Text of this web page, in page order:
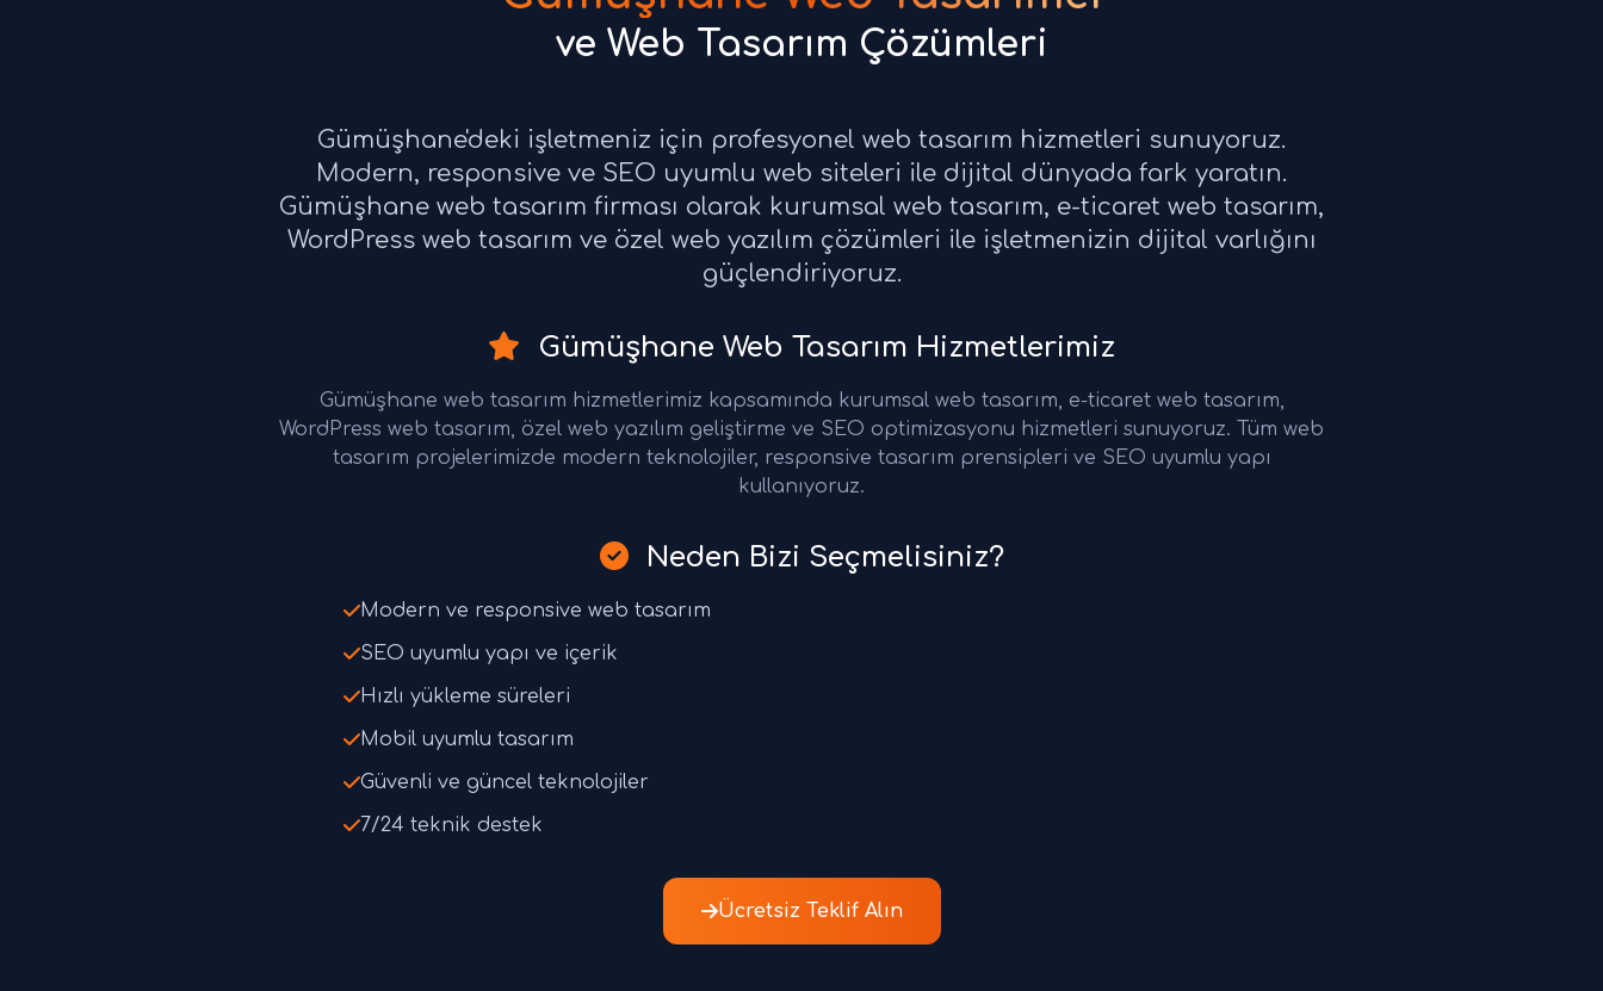
ve Web Tasarım Çözümleri
Gümüşhane'deki işletmeniz için profesyonel web tasarım hizmetleri sunuyoruz.
Modern, responsive ve SEO uyumlu web siteleri ile dijital dünyada fark yaratın.
Gümüşhane web tasarım firması olarak kurumsal web tasarım, e-ticaret web tasarım,
WordPress web tasarım ve özel web yazılım çözümleri ile işletmenizin dijital varlığını
güçlendiriyoruz.
Gümüşhane Web Tasarım Hizmetlerimiz
Gümüşhane web tasarım hizmetlerimiz kapsamında kurumsal web tasarım, e-ticaret web tasarım,
WordPress web tasarım, özel web yazılım geliştirme ve SEO optimizasyonu hizmetleri sunuyoruz. Tüm web
tasarım projelerimizde modern teknolojiler, responsive tasarım prensipleri ve SEO uyumlu yapı
kullanıyoruz.
Neden Bizi Seçmelisiniz?
Modern ve responsive web tasarım
SEO uyumlu yapı ve içerik
Hızlı yükleme süreleri
Mobil uyumlu tasarım
Güvenli ve güncel teknolojiler
7/24 teknik destek
Ücretsiz Teklif Alın